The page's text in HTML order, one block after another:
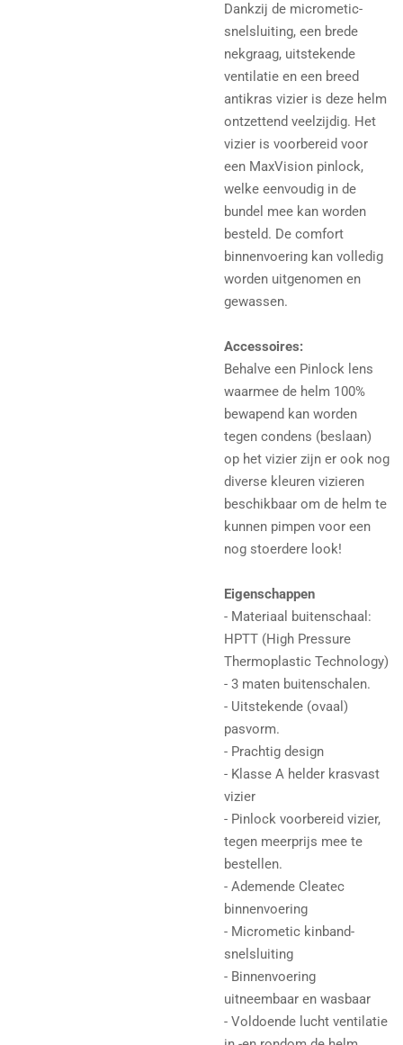
Dankzij de micrometic-
snelsluiting, een brede
nekgraag, uitstekende
ventilatie en een breed
antikras vizier is deze helm
ontzettend veelzijdig. Het
vizier is voorbereid voor
een MaxVision pinlock,
welke eenvoudig in de
bundel mee kan worden
besteld. De comfort
binnenvoering kan volledig
worden uitgenomen en
gewassen.
Accessoires:
Behalve een Pinlock lens
waarmee de helm 100%
bewapend kan worden
tegen condens (beslaan)
op het vizier zijn er ook nog
diverse kleuren vizieren
beschikbaar om de helm te
kunnen pimpen voor een
nog stoerdere look!
Eigenschappen
- Materiaal buitenschaal:
HPTT (High Pressure
Thermoplastic Technology)
- 3 maten buitenschalen.
- Uitstekende (ovaal)
pasvorm.
- Prachtig design
- Klasse A helder krasvast
vizier
- Pinlock voorbereid vizier,
tegen meerprijs mee te
bestellen.
- Ademende Cleatec
binnenvoering
- Micrometic kinband-
snelsluiting
- Binnenvoering
uitneembaar en wasbaar
- Voldoende lucht ventilatie